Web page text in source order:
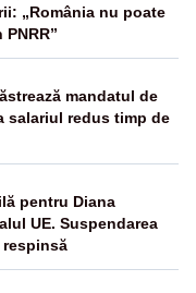
„România nu poate
mandatul de
salariul redus timp de
pentru Diana
UE. Suspendarea